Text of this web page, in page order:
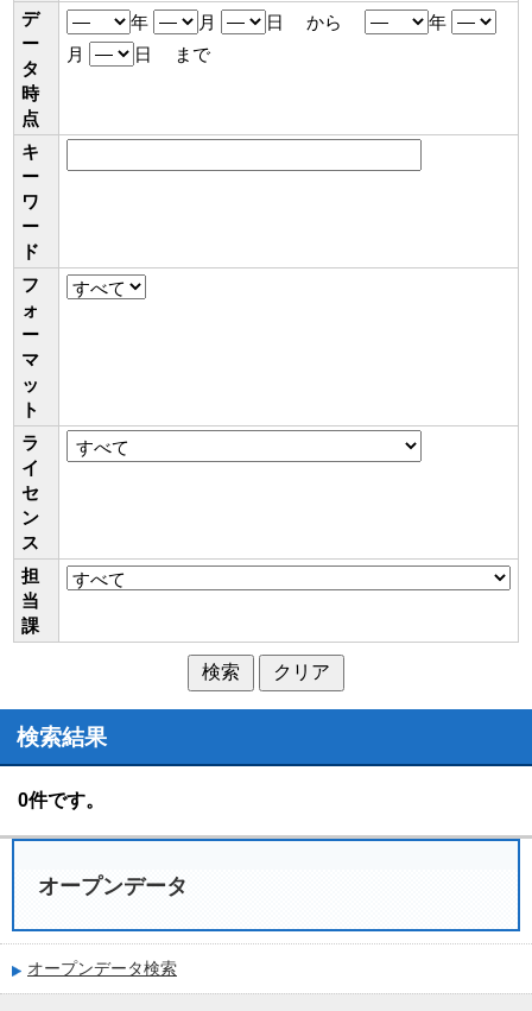
デ
ー
タ
時
点
年 月 日 から
年
月
日 まで
キ
ー
ワ
ー
ド
フ
ォ
ー
マ
ッ
ト
ラ
イ
セ
ン
ス
担
当
課
検索結果
0件です。
オープンデータ
オープンデータ検索